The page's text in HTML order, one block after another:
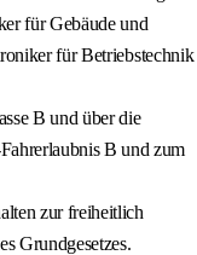
für Gebäude und
für Betriebstechnik
B und über die
B und zum
zur freiheitlich
Grundgesetzes.